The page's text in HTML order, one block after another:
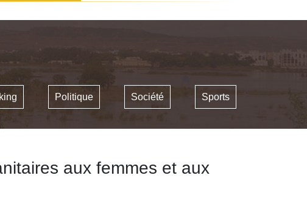
Politique Société Sports
aux femmes et aux